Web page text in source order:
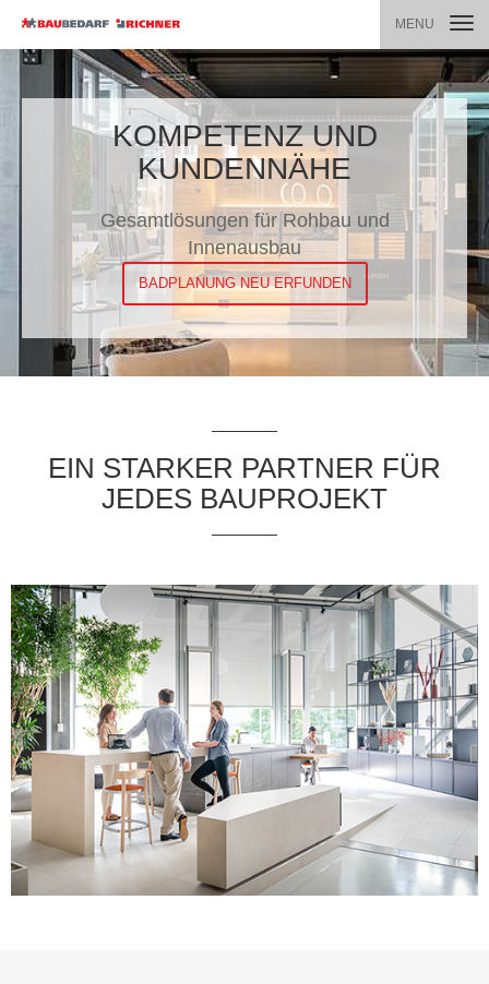
MENU
KOMPETENZ UND
KUNDENNÄHE
Gesamtlösungen für Rohbau und
Innenausbau
BADPLANUNG NEU ERFUNDEN
EIN STARKER PARTNER FÜR
JEDES BAUPROJEKT